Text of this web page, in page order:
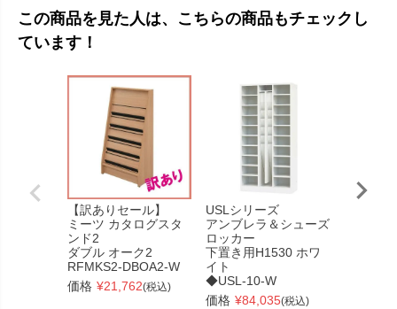
この商品を見た人は、こちらの商品もチェックし
ています！
【訳ありセール】
ミーツ カタログスタ
ンド2
ダブル オーク2
RFMKS2-DBOA2-W
価格 ¥21,762(税込)
USLシリーズ
アンブレラ＆シューズ
ロッカー
下置き用H1530 ホワ
イト
◆USL-10-W
価格 ¥84,035(税込)